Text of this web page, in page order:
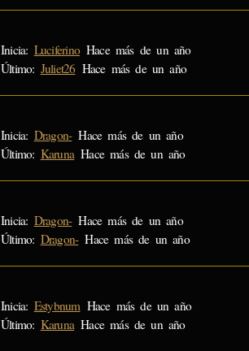
Inicia: Luciferino Hace más de un año
Último: Juliet26 Hace más de un año
Inicia: Dragon- Hace más de un año
Último: Karuna Hace más de un año
Inicia: Dragon- Hace más de un año
Último: Dragon- Hace más de un año
Inicia: Estybnum Hace más de un año
Último: Karuna Hace más de un año